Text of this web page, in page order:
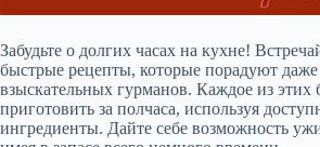
Забудьте о долгих часах на кухне!
быстрые рецепты, которые порадуют
взыскательных гурманов. Каждое из
приготовить за полчаса, используя
ингредиенты. Дайте себе возможность